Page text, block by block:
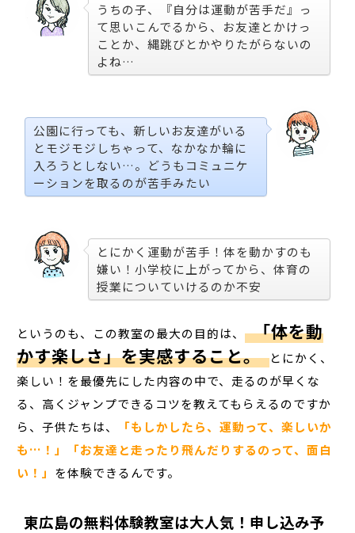
うちの子、『自分は運動が苦手だ』っ
て思いこんでるから、お友達とかけっ
ことか、縄跳びとかやりたがらないの
よね…
公園に行っても、新しいお友達がいる
とモジモジしちゃって、なかなか輪に
入ろうとしない…。どうもコミュニケ
ーションを取るのが苦手みたい
とにかく運動が苦手！体を動かすのも
嫌い！小学校に上がってから、体育の
授業についていけるのか不安
というのも、この教室の最大の目的は、 「体を動
かす楽しさ」を実感すること。 とにかく、
楽しい！を最優先にした内容の中で、走るのが早くな
る、高くジャンプできるコツを教えてもらえるのですか
ら、子供たちは、
「もしかしたら、運動って、楽しいか
も…！」
「お友達と走ったり飛んだりするのって、面白
い！」 を体験できるんです。
東広島の無料体験教室は大人気！申し込み予